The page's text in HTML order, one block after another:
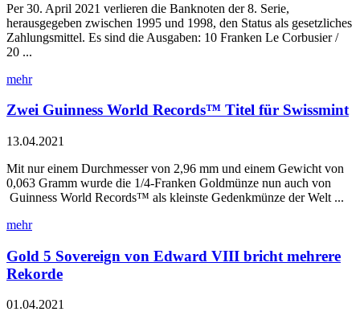
Per 30. April 2021 verlieren die Banknoten der 8. Serie,
herausgegeben zwischen 1995 und 1998, den Status als gesetzliches
Zahlungsmittel. Es sind die Ausgaben: 10 Franken Le Corbusier /
20 ...
mehr
Zwei Guinness World Records™ Titel für Swissmint
13.04.2021
Mit nur einem Durchmesser von 2,96 mm und einem Gewicht von
0,063 Gramm wurde die 1/4-Franken Goldmünze nun auch von
Guinness World Records™ als kleinste Gedenkmünze der Welt ...
mehr
Gold 5 Sovereign von Edward VIII bricht mehrere
Rekorde
01.04.2021